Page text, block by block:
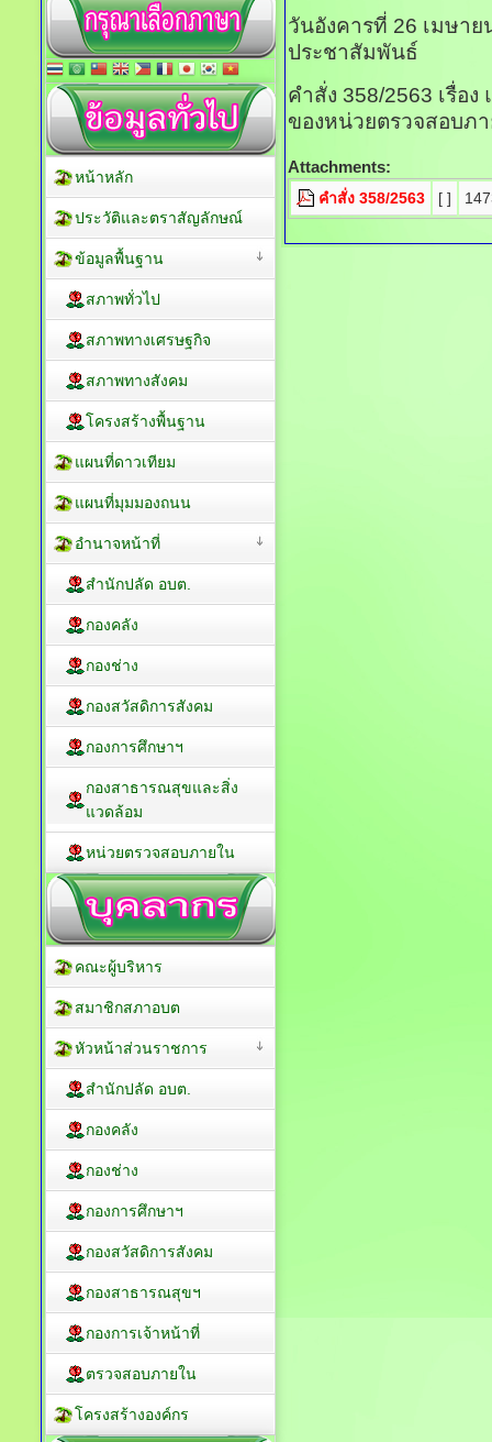
วันอังคารที่ 26 เมษา
ประชาสัมพันธ์
คำสั่ง 358/2563 เรื่อ
ของหน่วยตรวจสอบภ
Attachments:
คำสั่ง 358/2563 [ ]
หน้าหลัก
ประวัติและตราสัญลักษณ์
ข้อมูลพื้นฐาน
สภาพทั่วไป
สภาพทางเศรษฐกิจ
สภาพทางสังคม
โครงสร้างพื้นฐาน
แผนที่ดาวเทียม
แผนที่มุมมองถนน
อำนาจหน้าที่
สำนักปลัด อบต.
กองคลัง
กองช่าง
กองสวัสดิการสังคม
กองการศึกษาฯ
กองสาธารณสุขและสิ่ง
แวดล้อม
หน่วยตรวจสอบภายใน
คณะผู้บริหาร
สมาชิกสภาอบต
หัวหน้าส่วนราชการ
สำนักปลัด อบต.
กองคลัง
กองช่าง
กองการศึกษาฯ
กองสวัสดิการสังคม
กองสาธารณสุขฯ
กองการเจ้าหน้าที่
ตรวจสอบภายใน
โครงสร้างองค์กร